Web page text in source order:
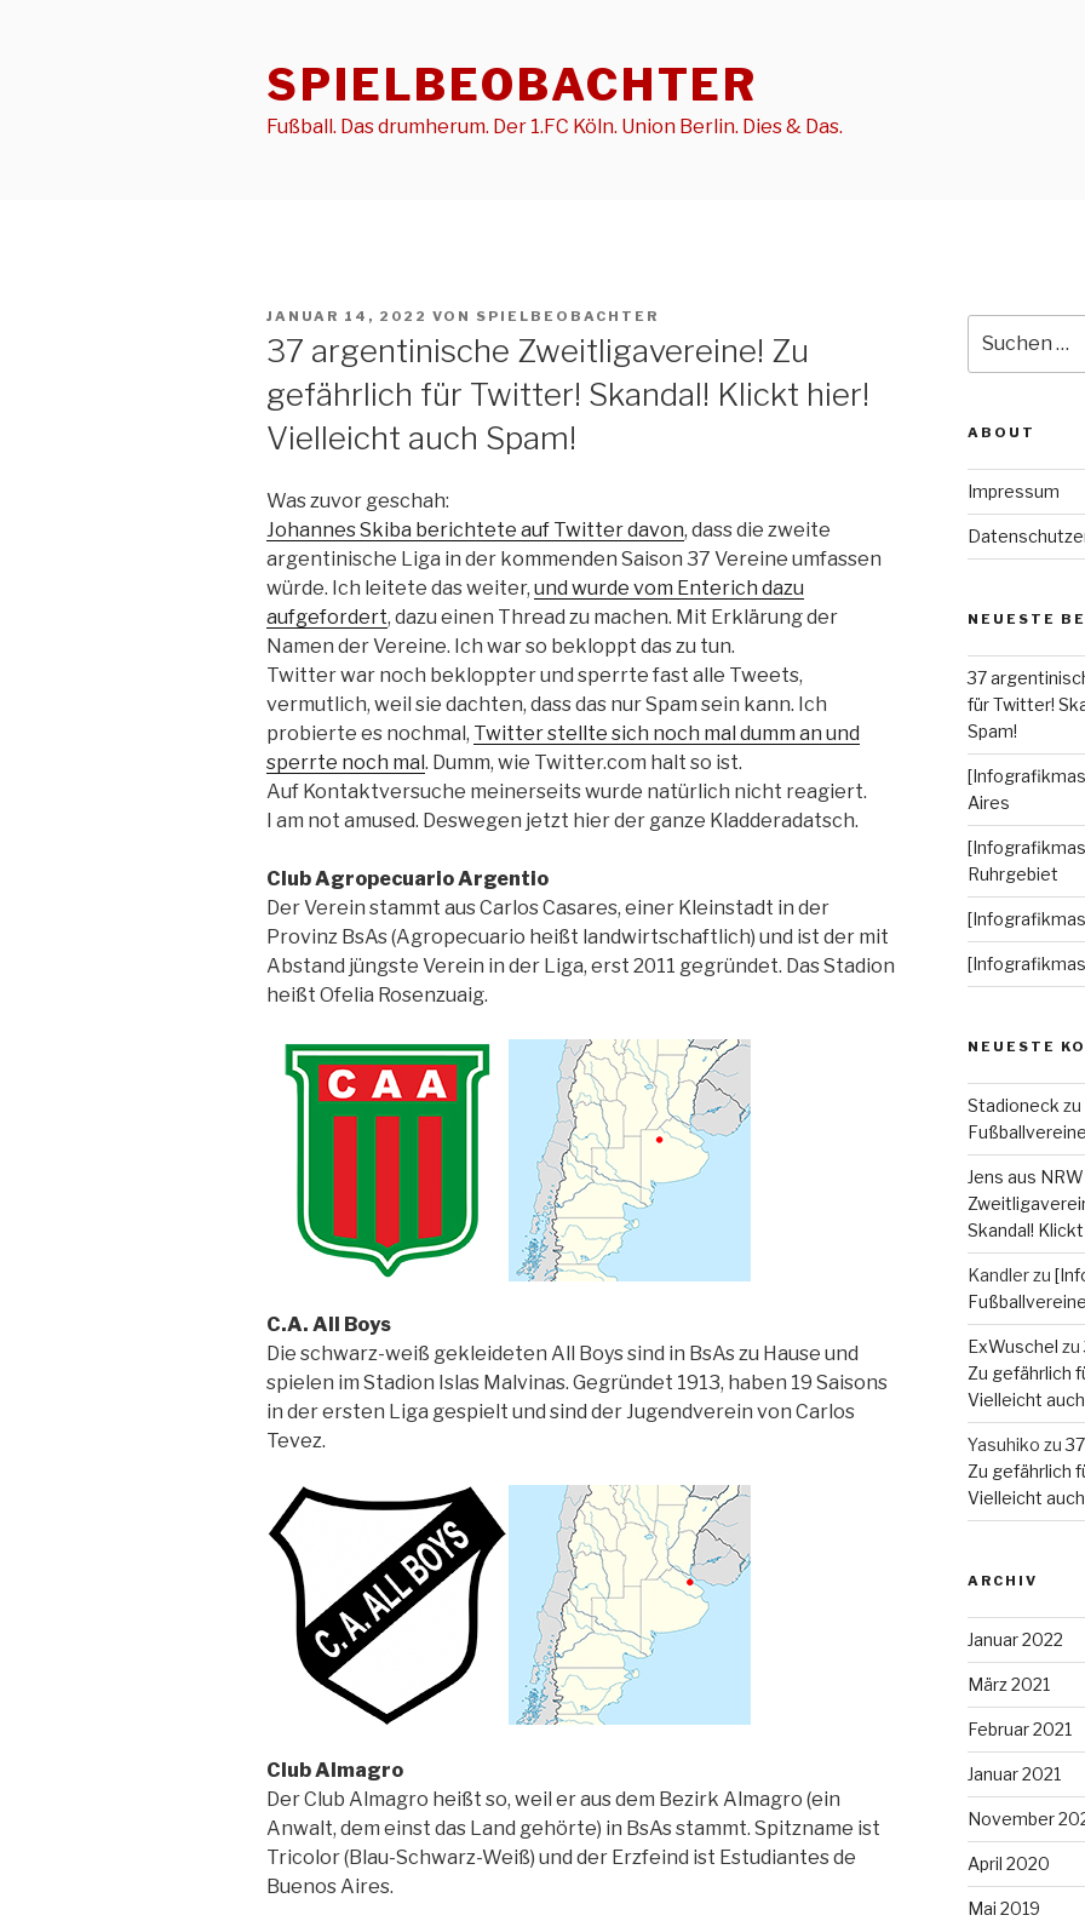
SPIELBEOBACHTER
Fußball. Das drumherum. Der 1.FC Köln. Union Berlin. Dies & Das.
VERÖFFENTLICHT
JANUAR 14, 2022 VON SPIELBEOBACHTER
37 argentinische Zweitligavereine! Zu
gefährlich für Twitter! Skandal! Klickt hier!
Vielleicht auch Spam!
Was zuvor geschah:
Johannes Skiba berichtete auf Twitter davon, dass die zweite
argentinische Liga in der kommenden Saison 37 Vereine umfassen
würde. Ich leitete das weiter, und wurde vom Enterich dazu
aufgefordert, dazu einen Thread zu machen. Mit Erklärung der
Namen der Vereine. Ich war so bekloppt das zu tun.
Twitter war noch bekloppter und sperrte fast alle Tweets,
vermutlich, weil sie dachten, dass das nur Spam sein kann. Ich
probierte es nochmal, Twitter stellte sich noch mal dumm an und
sperrte noch mal . Dumm, wie Twitter.com halt so ist.
Auf Kontaktversuche meinerseits wurde natürlich nicht reagiert.
I am not amused. Deswegen jetzt hier der ganze Kladderadatsch.
Club Agropecuario Argentio
Der Verein stammt aus Carlos Casares, einer Kleinstadt in der
Provinz BsAs (Agropecuario heißt landwirtschaftlich) und ist der mit
Abstand jüngste Verein in der Liga, erst 2011 gegründet. Das Stadion
heißt Ofelia Rosenzuaig.
C.A. All Boys
Die schwarz-weiß gekleideten All Boys sind in BsAs zu Hause und
spielen im Stadion Islas Malvinas. Gegründet 1913, haben 19 Saisons
in der ersten Liga gespielt und sind der Jugendverein von Carlos
Tevez.
Club Almagro
Der Club Almagro heißt so, weil er aus dem Bezirk Almagro (ein
Anwalt, dem einst das Land gehörte) in BsAs stammt. Spitzname ist
Tricolor (Blau-Schwarz-Weiß) und der Erzfeind ist Estudiantes de
Buenos Aires.
nach:
ABOUT
Impressum
NEUESTE
37
für Twitter!
Spam!
Aires
Ruhrgebiet
NEUESTE
Stadioneck zu
Jens aus NRW
Skandal!
Kandlerzu
ExWuschel zu
Zu gefährlich
Vielleicht
Yasuhiko zu
Zu gefährlich
Vielleicht
ARCHIV
Januar 2022
März 2021
Februar 2021
Januar 2021
November
April 2020
Mai 2019